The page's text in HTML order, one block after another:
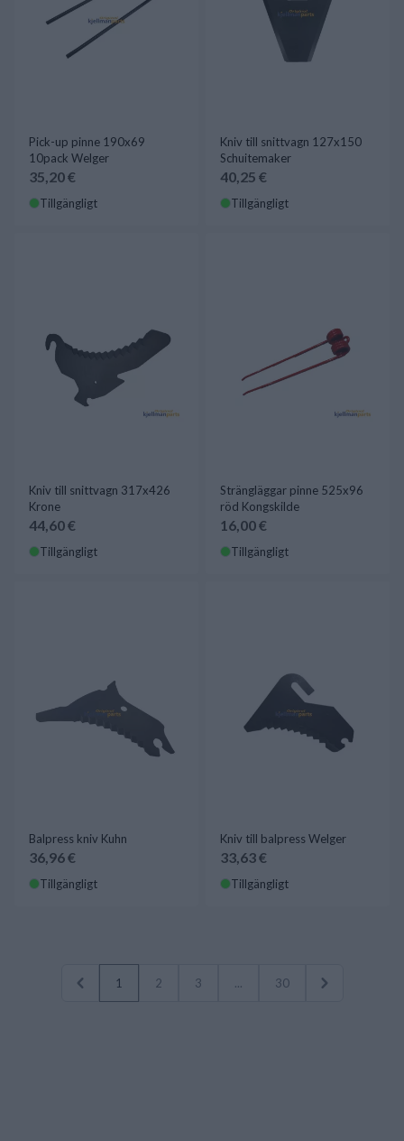
Pick-up pinne 190x69
10pack Welger
35,20 €
Tillgängligt
Kniv till snittvagn 127x150
Schuitemaker
40,25 €
Tillgängligt
Kniv till snittvagn 317x426
Krone
44,60 €
Tillgängligt
Strängläggar pinne 525x96
röd Kongskilde
16,00 €
Tillgängligt
Balpress kniv Kuhn
36,96 €
Tillgängligt
Kniv till balpress Welger
33,63 €
Tillgängligt
1 2 3 ... 30